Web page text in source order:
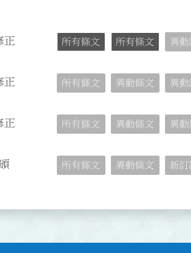
正 所有條文 所有條文 異動
正 所有條文 異動條文 異動
正 所有條文 異動條文 異動
所有條文 異動條文 新訂